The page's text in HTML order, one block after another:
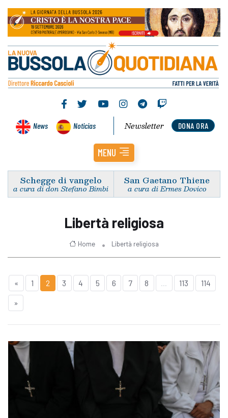
News Noticias DONA ORA
Newsletter
MENU
Schegge di vangelo
a cura di don Stefano Bimbi
San Gaetano Thiene
a cura di Ermes Dovico
Libertà religiosa
Home Libertà religiosa
« 1 2 3 4 5 6 7 8 113 114
»